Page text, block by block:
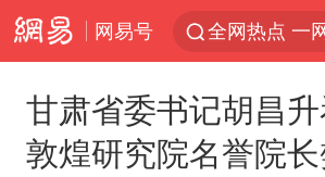
网易号 全网热点 一
甘肃省委书记胡昌
敦煌研究院名誉院